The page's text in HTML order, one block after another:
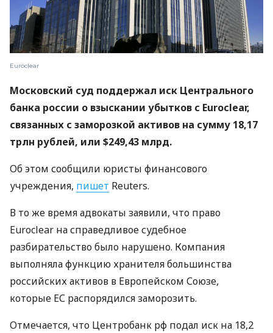
Euroclear
Московский суд поддержал иск Центрального
банка россии о взыскании убытков с Euroclear,
связанных с заморозкой активов на сумму 18,17
трлн рублей, или $249,43 млрд.
Об этом сообщили юристы финансового
учреждения, пишет Reuters.
В то же время адвокаты заявили, что право
Euroclear на справедливое судебное
разбирательство было нарушено. Компания
выполняла функцию хранителя большинства
российских активов в Европейском Союзе,
которые ЕС распорядился заморозить.
Отмечается, что Центробанк рф подал иск на 18,2